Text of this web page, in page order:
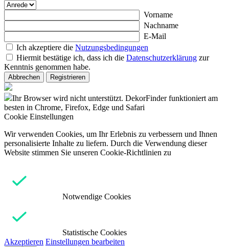
Vorname
Nachname
E-Mail
Ich akzeptiere die Nutzungsbedingungen
Hiermit bestätige ich, dass ich die Datenschutzerklärung zur
Kenntnis genommen habe.
Abbrechen Registrieren
Ihr Browser wird nicht unterstützt. DekorFinder funktioniert am
besten in Chrome, Firefox, Edge und Safari
Cookie Einstellungen
Wir verwenden Cookies, um Ihr Erlebnis zu verbessern und Ihnen
personalisierte Inhalte zu liefern. Durch die Verwendung dieser
Website stimmen Sie unseren Cookie-Richtlinien zu
Notwendige Cookies
Statistische Cookies
Akzeptieren Einstellungen bearbeiten